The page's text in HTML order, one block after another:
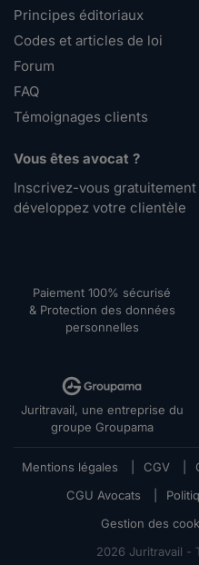
Principes éditoriaux
Codes et articles de loi
Forum
FAQ
Témoignages clients
Vous êtes avocat ?
Inscrivez-vous
développez votre clientèle
Paiement 100% sécurisé
& Protection des données
personnelles
Juritravail, une entreprise du
groupe Groupama
Mentions légales CGV
CGU Avocats
Gestion des
2026 Juritravail -